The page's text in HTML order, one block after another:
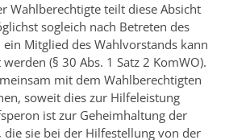
Wahlberechtigte teilt diese Absicht
sogleich nach Betreten des
Mitglied des Wahlvorstands kann
(§ 30 Abs. 1 Satz 2 KomWO).
mit dem Wahlberechtigten
soweit dies zur Hilfeleistung
ist zur Geheimhaltung der
sie bei der Hilfestellung von der